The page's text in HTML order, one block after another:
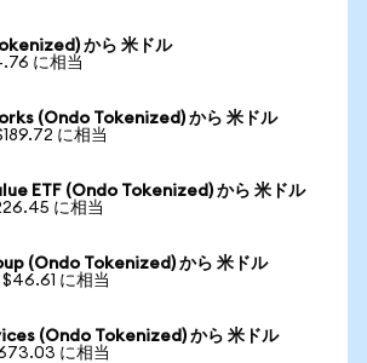
から 米ドル
に相当
(Ondo Tokenized) から 米ドル
に相当
ETF (Ondo Tokenized) から 米ドル
に相当
(Ondo Tokenized) から 米ドル
に相当
(Ondo Tokenized) から 米ドル
に相当